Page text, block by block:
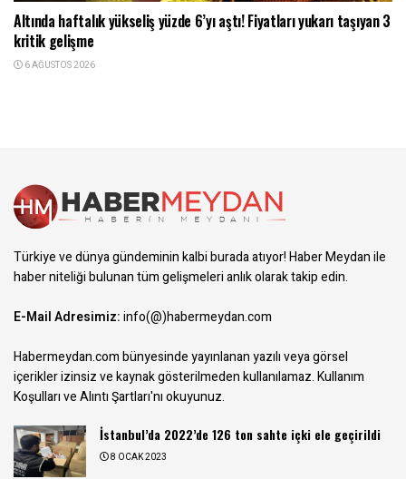
Altında haftalık yükseliş yüzde 6’yı aştı! Fiyatları yukarı taşıyan 3
kritik gelişme
6 AĞUSTOS 2026
Türkiye ve dünya gündeminin kalbi burada atıyor! Haber Meydan ile
haber niteliği bulunan tüm gelişmeleri anlık olarak takip edin.
E-Mail Adresimiz:info(@)habermeydan.com
Habermeydan.com bünyesinde yayınlanan yazılı veya görsel
içerikler izinsiz ve kaynak gösterilmeden kullanılamaz.Kullanım
Koşulları ve Alıntı Şartları'nı okuyunuz.
İstanbul’da 2022’de 126 ton sahte içki ele geçirildi
8 OCAK 2023